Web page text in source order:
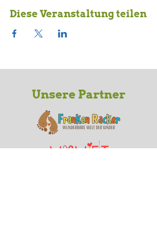
Diese Veranstaltung teilen
Unsere Partner